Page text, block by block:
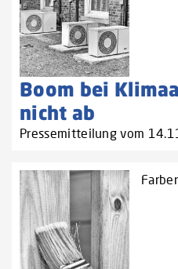
Boom bei
nicht ab
Pressemitteilung vom